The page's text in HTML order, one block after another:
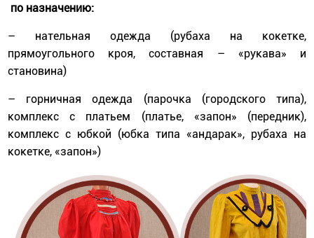
по назначению:
– нательная одежда (рубаха на кокетке,
прямоугольного кроя, составная – «рукава» и
становина)
– горничная одежда (парочка (городского типа),
комплекс с платьем (платье, «запон» (передник),
комплекс с юбкой (юбка типа «андарак», рубаха на
кокетке, «запон»)